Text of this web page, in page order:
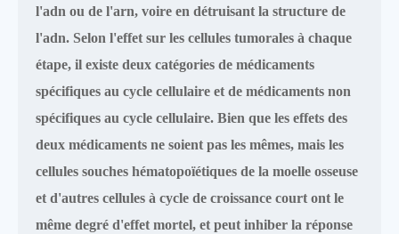
l'adn ou de l'arn, voire en détruisant la structure de
l'adn. Selon l'effet sur les cellules tumorales à chaque
étape, il existe deux catégories de médicaments
spécifiques au cycle cellulaire et de médicaments non
spécifiques au cycle cellulaire. Bien que les effets des
deux médicaments ne soient pas les mêmes, mais les
cellules souches hématopoïétiques de la moelle osseuse
et d'autres cellules à cycle de croissance court ont le
même degré d'effet mortel, et peut inhiber la réponse